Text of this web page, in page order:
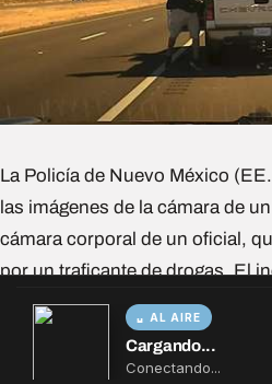
AL AIRE
Cargando...
Conectando...